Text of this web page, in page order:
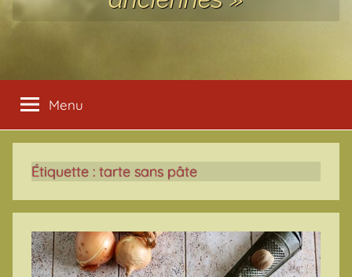
Menu
Étiquette : tarte sans pâte